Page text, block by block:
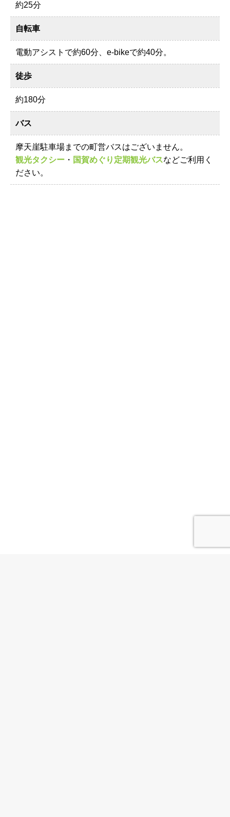
約25分
自転車
電動アシストで約60分、e-bikeで約40分。
徒歩
約180分
バス
摩天崖駐車場までの町営バスはございません。
観光タクシー ・ 国賀めぐり定期観光バスなどご利用く
ださい。